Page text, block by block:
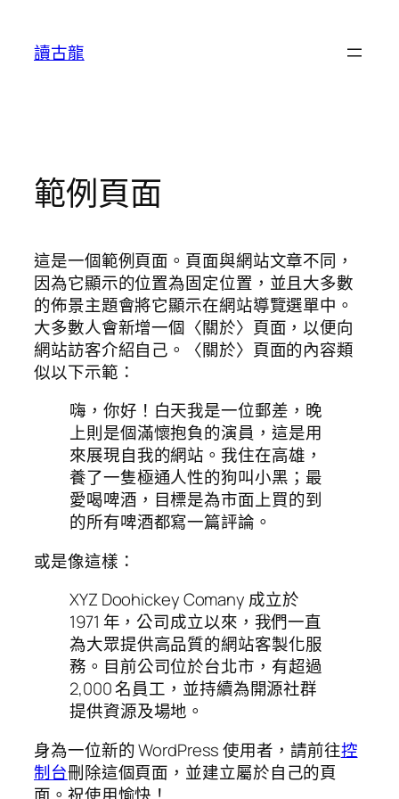
讀古龍
範例頁面
這是一個範例頁面。頁面與網站文章不同，
因為它顯示的位置為固定位置，並且大多數
的佈景主題會將它顯示在網站導覽選單中。
大多數人會新增一個〈關於〉頁面，以便向
網站訪客介紹自己。〈關於〉頁面的內容類
似以下示範：
嗨，你好！白天我是一位郵差，晚
上則是個滿懷抱負的演員，這是用
來展現自我的網站。我住在高雄，
養了一隻極通人性的狗叫小黑；最
愛喝啤酒，目標是為市面上買的到
的所有啤酒都寫一篇評論。
或是像這樣：
XYZ Doohickey Comany 成立於
1971 年，公司成立以來，我們一直
為大眾提供高品質的網站客製化服
務。目前公司位於台北市，有超過
2,000 名員工，並持續為開源社群
提供資源及場地。
身為一位新的 WordPress 使用者，請前往控
制台刪除這個頁面，並建立屬於自己的頁
面。祝使用愉快！